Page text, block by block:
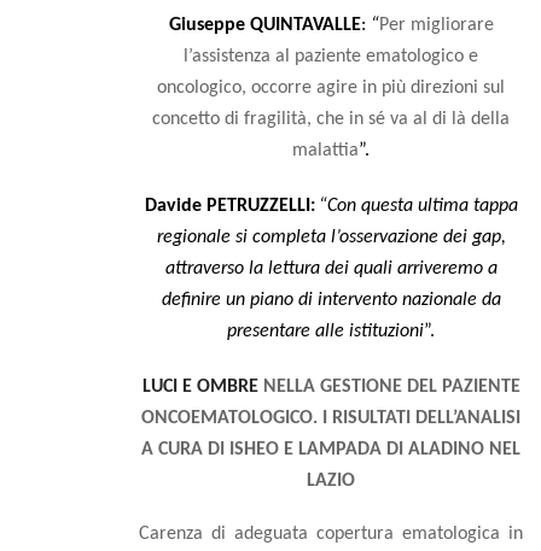
Giuseppe QUINTAVALLE: “Per migliorare
l’assistenza al paziente ematologico e
oncologico, occorre agire in più direzioni sul
concetto di fragilità, che in sé va al di là della
malattia”.
Davide PETRUZZELLI: “Con questa ultima tappa
regionale si completa l’osservazione dei gap,
attraverso la lettura dei quali arriveremo a
definire un piano di intervento nazionale da
presentare alle istituzioni”.
LUCI E OMBRE NELLA GESTIONE DEL PAZIENTE
ONCOEMATOLOGICO. I
RISULTATI DELL’ANALISI
A CURA DI ISHEO E LAMPADA DI ALADINO NEL
LAZIO
Carenza di adeguata copertura ematologica in